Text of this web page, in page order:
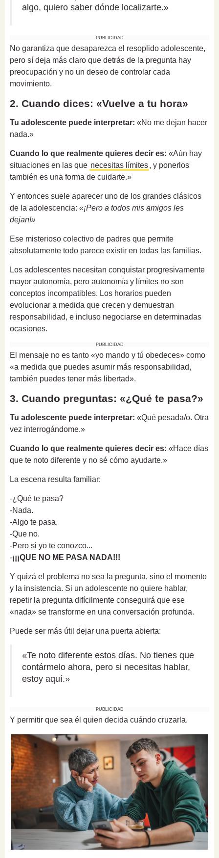
algo, quiero saber dónde localizarte.»
PUBLICIDAD
No garantiza que desaparezca el resoplido adolescente,
pero sí deja más claro que detrás de la pregunta hay
preocupación y no un deseo de controlar cada
movimiento.
2. Cuando dices: «Vuelve a tu hora»
Tu adolescente puede interpretar: «No me dejan hacer
nada.»
Cuando lo que realmente quieres decir es: «Aún hay
situaciones en las que necesitas límites, y ponerlos
también es una forma de cuidarte.»
Y entonces suele aparecer uno de los grandes clásicos
de la adolescencia: «¡Pero a todos mis amigos les
dejan!»
Ese misterioso colectivo de padres que permite
absolutamente todo parece existir en todas las familias.
Los adolescentes necesitan conquistar progresivamente
mayor autonomía, pero autonomía y límites no son
conceptos incompatibles. Los horarios pueden
evolucionar a medida que crecen y demuestran
responsabilidad, e incluso negociarse en determinadas
ocasiones.
PUBLICIDAD
El mensaje no es tanto «yo mando y tú obedeces» como
«a medida que puedes asumir más responsabilidad,
también puedes tener más libertad».
3. Cuando preguntas: «¿Qué te pasa?»
Tu adolescente puede interpretar: «Qué pesada/o. Otra
vez interrogándome.»
Cuando lo que realmente quieres decir es: «Hace días
que te noto diferente y no sé cómo ayudarte.»
La escena resulta familiar:
-¿Qué te pasa?
-Nada.
-Algo te pasa.
-Que no.
-Pero si yo te conozco...
-¡¡¡QUE NO ME PASA NADA!!!
Y quizá el problema no sea la pregunta, sino el momento
y la insistencia. Si un adolescente no quiere hablar,
repetir la pregunta difícilmente conseguirá que ese
«nada» se transforme en una conversación profunda.
Puede ser más útil dejar una puerta abierta:
«Te noto diferente estos días. No tienes que
contármelo ahora, pero si necesitas hablar,
estoy aquí.»
PUBLICIDAD
Y permitir que sea él quien decida cuándo cruzarla.